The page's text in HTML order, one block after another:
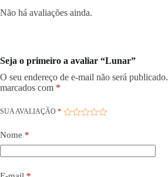
Não há avaliações ainda.
Seja o primeiro a avaliar “Lunar”
O seu endereço de e-mail não será publicado.
marcados com *
SUA AVALIAÇÃO *
Nome *